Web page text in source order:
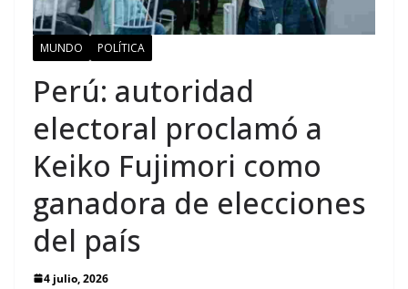
MUNDO POLÍTICA
Perú: autoridad
electoral proclamó a
Keiko Fujimori como
ganadora de elecciones
del país
4 julio, 2026